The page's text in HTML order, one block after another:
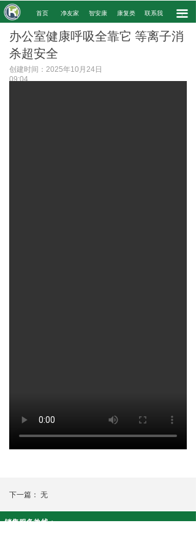
끀
. 首页 净友家 智安康 康复类 联系我 .
办公室健康呼吸全靠它 等离子消
杀超安全
创建时间： 2025年10月24日
09:04
下一篇： 无
销售服务热线：